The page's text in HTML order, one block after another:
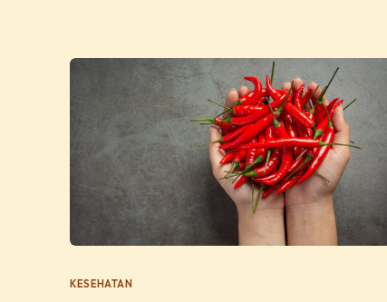
KESEHATAN